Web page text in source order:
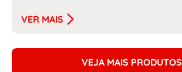
VER MAIS
VEJA MAIS PRODUTOS